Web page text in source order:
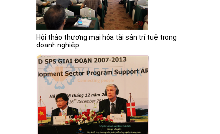
Hội thảo thương mại hóa tài sản trí tuệ trong
doanh nghiệp